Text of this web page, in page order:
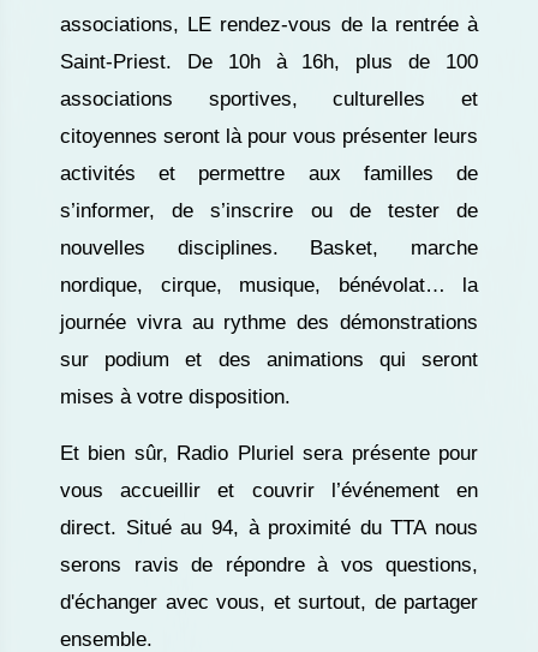
associations, LE rendez-vous de la rentrée à
Saint-Priest. De 10h à 16h, plus de 100
associations sportives, culturelles et
citoyennes seront là pour vous présenter leurs
activités et permettre aux familles de
s’informer, de s’inscrire ou de tester de
nouvelles disciplines. Basket, marche
nordique, cirque, musique, bénévolat… la
journée vivra au rythme des démonstrations
sur podium et des animations qui seront
mises à votre disposition.
Et bien sûr, Radio Pluriel sera présente pour
vous accueillir et couvrir l’événement en
direct. Situé au 94, à proximité du TTA nous
serons ravis de répondre à vos questions,
d'échanger avec vous, et surtout, de partager
ensemble.